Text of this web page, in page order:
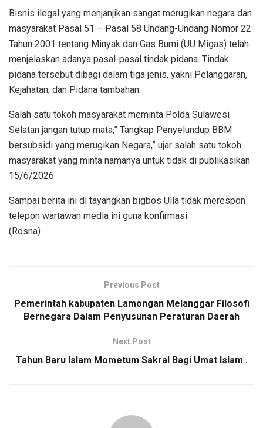
Bisnis ilegal yang menjanjikan sangat merugikan negara dan
masyarakat Pasal 51 – Pasal 58 Undang-Undang Nomor 22
Tahun 2001 tentang Minyak dan Gas Bumi (UU Migas) telah
menjelaskan adanya pasal-pasal tindak pidana. Tindak
pidana tersebut dibagi dalam tiga jenis, yakni Pelanggaran,
Kejahatan, dan Pidana tambahan.
Salah satu tokoh masyarakat meminta Polda Sulawesi
Selatan jangan tutup mata,” Tangkap Penyelundup BBM
bersubsidi yang merugikan Negara,” ujar salah satu tokoh
masyarakat yang minta namanya untuk tidak di publikasikan
15/6/2026
Sampai berita ini di tayangkan bigbos Ulla tidak merespon
telepon wartawan media ini guna konfirmasi
(Rosna)
Previous Post
Pemerintah kabupaten Lamongan Melanggar Filosofi
Bernegara Dalam Penyusunan Peraturan Daerah
Next Post
Tahun Baru Islam Mometum Sakral Bagi Umat Islam .